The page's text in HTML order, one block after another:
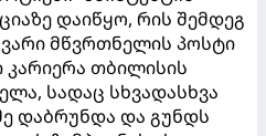
დაიწყო, რის შემდეგ
მწვრთნელის პოსტი
კარიერა თბილისის
სადაც სხვადასხვა
დაბრუნდა და გუნდს